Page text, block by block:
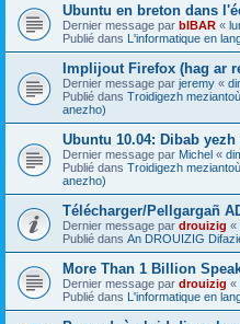
Ubuntu en breton dans
Dernier message par bIBAR «
Publié dans L'informatique en
Implijout Firefox (hag ar
Dernier message par jeremy «
Publié dans Troidigezh
anezho)
Ubuntu 10.04: Dibab
Dernier message par Michel «
Publié dans Troidigezh
anezho)
Télécharger/Pellgargañ
Dernier message par drouizig «
Publié dans An DROUIZIG
More Than 1 Billion
Dernier message par drouizig «
Publié dans L'informatique en